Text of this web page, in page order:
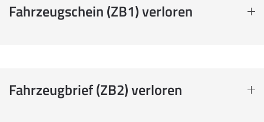
Fahrzeugschein (ZB1) verloren
Fahrzeugbrief (ZB2) verloren